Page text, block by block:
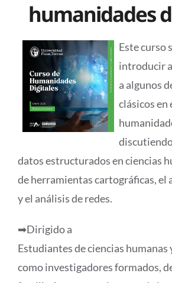
humanidades
Este curso
introducir
a algunos
clásicos en
datos estructurados en ciencias
de herramientas cartográficas, el
y el análisis de redes.
➡Dirigido a
Estudiantes de ciencias humanas
como investigadores formados,